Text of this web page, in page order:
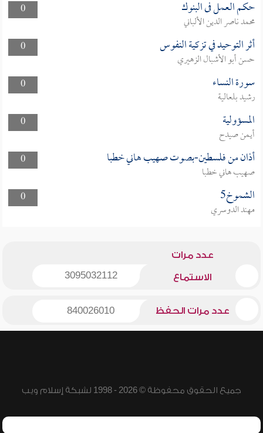
0
حكم العمل فى البنوك
محمد ناصر الدين الألباني
0
أثر التوحيد في تزكية النفوس
حسن أبو الأشبال الزهيري
0
سورة النساء
رشيد بلعالية
0
المسؤولية
أيمن صيدح
0
أذان من فلسطين-بصوت صهيب هاني خطبا
صهيب هاني خطبا
0
الشموخ5
مهند الدوسري
عدد مرات
الاستماع 3095032112
عدد مرات الحفظ 840026010
جميع الحقوق محفوظة © 2026 - 1998 لشبكة إسلام ويب